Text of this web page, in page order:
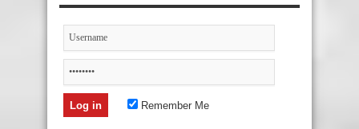
Remember Me